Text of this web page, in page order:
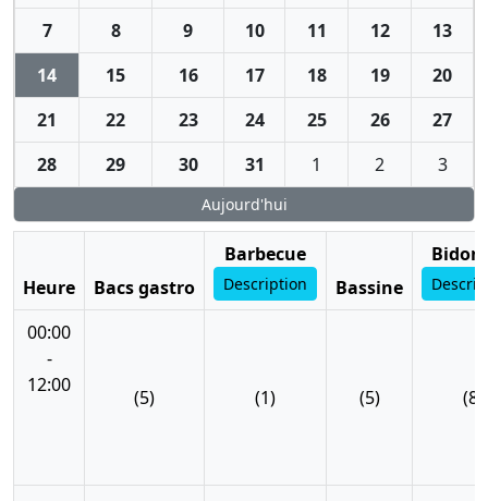
7
8 9 10 11 12
13
14
15 16 17 18 19
20
21
22 23 24 25 26
27
28
29 30 31 1 2 3
Aujourd'hui
Heure Bacs gastro
Barbecue
Description Bassine
Bidon
00:00
-
12:00
(5) (1) (5) (8)